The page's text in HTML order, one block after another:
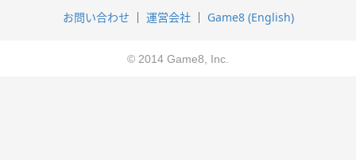
お問い合わせ
運営会社 Game8 (English)
© 2014 Game8, Inc.